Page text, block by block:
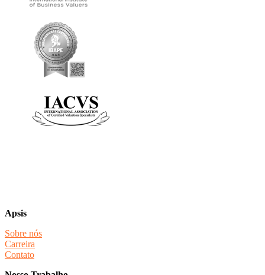
Apsis
Sobre nós
Carreira
Contato